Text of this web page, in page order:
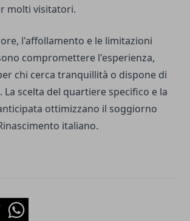
molti visitatori.
l'affollamento e le limitazioni
compromettere l'esperienza,
chi cerca tranquillità o dispone di
scelta del quartiere specifico e la
ottimizzano il soggiorno
italiano.
Whatsapp